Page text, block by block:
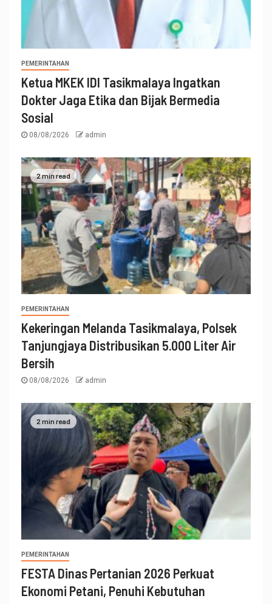
PEMERINTAHAN
Ketua MKEK IDI Tasikmalaya Ingatkan
Dokter Jaga Etika dan Bijak Bermedia
Sosial
08/08/2026 admin
2 min read
PEMERINTAHAN
Kekeringan Melanda Tasikmalaya, Polsek
Tanjungjaya Distribusikan 5.000 Liter Air
Bersih
08/08/2026 admin
2 min read
PEMERINTAHAN
FESTA Dinas Pertanian 2026 Perkuat
Ekonomi Petani, Penuhi Kebutuhan